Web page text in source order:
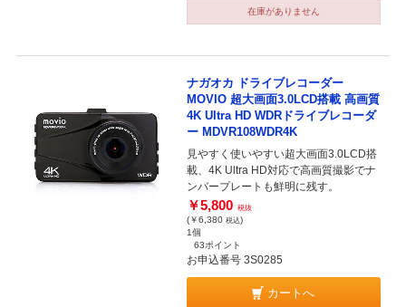
在庫がありません
ナガオカ ドライブレコーダー
MOVIO 超大画面3.0LCD搭載 高画質
4K Ultra HD WDRドライブレコーダ
ー MDVR108WDR4K
見やすく使いやすい超大画面3.0LCD搭
載、4K Ultra HD対応で高画質撮影でナ
ンバープレートも鮮明に残す。
￥5,800 税抜
(￥6,380 税込)
1個
63ポイント
お申込番号 3S0285
カートへ